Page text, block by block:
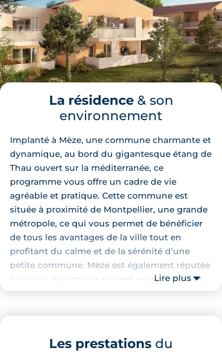
La résidence& son
environnement
Implanté à Mèze, une commune charmante et
dynamique, au bord du gigantesque étang de
Thau ouvert sur la méditerranée, ce
programme vous offre un cadre de vie
agréable et pratique. Cette commune est
située à proximité de Montpellier, une grande
métropole, ce qui vous permet de bénéficier
de tous les avantages de la ville tout en
profitant du calme et de la sérénité d'une
petite commune. Mèze est également réputée
pour son patrimoine naturel exceptionnel et
sa douceur de vivre typiquement
Lire plus
Les prestations du